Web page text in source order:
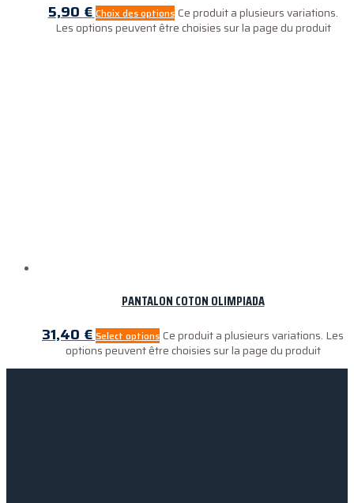
5,90€ Choix des options Ce produit a plusieurs variations.
Les options peuvent être choisies sur la page du produit
PANTALON COTON OLIMPIADA
31,40 € Select options Ce produit a plusieurs variations. Les
options peuvent être choisies sur la page du produit